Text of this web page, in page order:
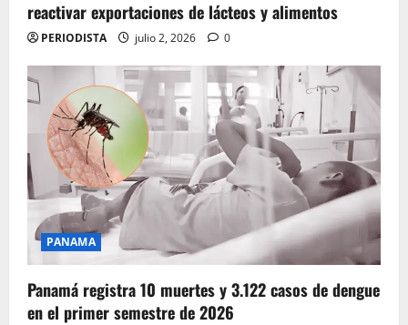
reactivar exportaciones de lácteos y alimentos
PERIODISTA julio 2, 2026 0
PANAMA
Panamá registra 10 muertes y 3.122 casos de dengue
en el primer semestre de 2026